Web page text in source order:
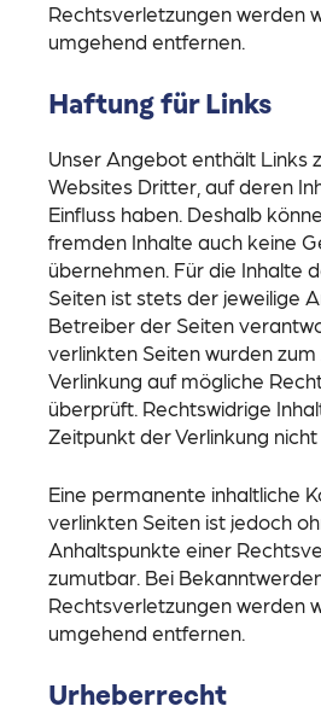
Rechtsverletzungen werden
umgehend entfernen.
Haftung für Links
Unser Angebot enthält Links
Websites Dritter, auf deren
Einfluss haben. Deshalb
fremden Inhalte auch keine
übernehmen. Für die Inhalte
Seiten ist stets der jeweilige
Betreiber der Seiten
verlinkten Seiten wurden
Verlinkung auf mögliche
überprüft. Rechtswidrige
Zeitpunkt der Verlinkung
Eine permanente inhaltliche
verlinkten Seiten ist jedoch
Anhaltspunkte einer
zumutbar. Bei
Rechtsverletzungen werden
umgehend entfernen.
Urheberrecht